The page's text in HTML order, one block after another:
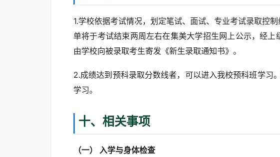
1.学校依据考试情况，划定笔试、面试、专业考试录取控
单将于考试结束两周左右在集美大学招生网上公示，经
由学校向被录取考生寄发《新生录取通知书》。
2.成绩达到预科录取分数线者，可以进入我校预科班学习
学习。
十、相关事项
（一） 入学与身体检查